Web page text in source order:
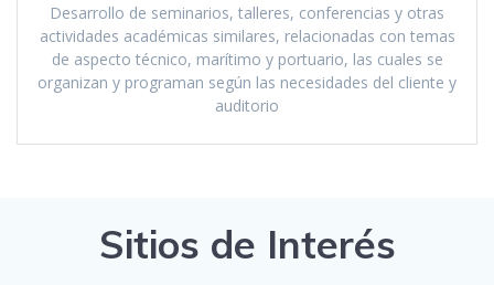
Desarrollo de seminarios, talleres, conferencias y otras
actividades académicas similares, relacionadas con temas
de aspecto técnico, marítimo y portuario, las cuales se
organizan y programan según las necesidades del cliente y
auditorio
Sitios de Interés